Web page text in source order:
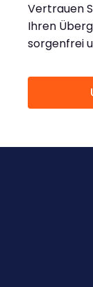
Vertrauen
Ihren
sorgenfrei